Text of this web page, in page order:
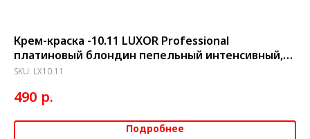
Крем-краска -10.11 LUXOR Professional
платиновый блондин пепельный интенсивный,
100мл
SKU: LX10.11
490 р.
Подробнее